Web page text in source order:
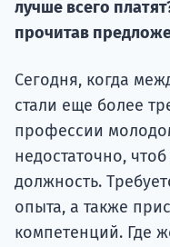
лучше всего
прочитав
Сегодня, когда
стали еще более
профессии
недостаточно,
должность.
опыта, а также
компетенций. Где